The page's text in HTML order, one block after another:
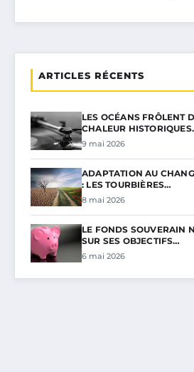
ARTICLES RÉCENTS
LES OCÉANS FRÔLENT
CHALEUR
9 mai 2026
ADAPTATION AU
: LES TOURBIÈRES…
8 mai 2026
LE FONDS SOUVERAIN
SUR SES OBJECTIFS…
6 mai 2026